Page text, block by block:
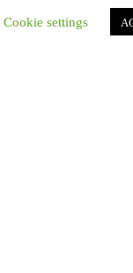
por el
Cookie settings